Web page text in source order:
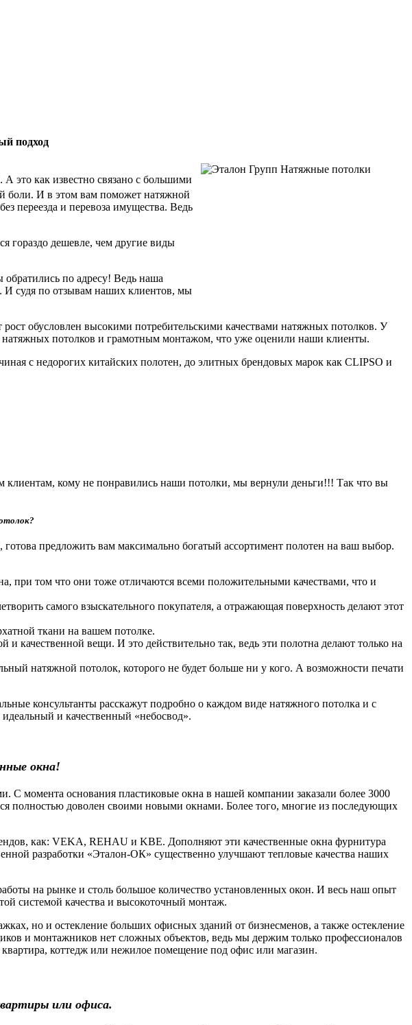
подход
это как известно связано с большими
боли. И в этом вам поможет натяжной
переезда и перевоза имущества. Ведь
гораздо дешевле, чем другие виды
по адресу! Ведь наша
И судя по отзывам наших клиентов, мы
обусловлен высокими потребительскими качествами натяжных потолков. У
натяжных потолков и грамотным монтажом, что уже оценили наши клиенты.
с недорогих китайских полотен, до элитных брендовых марок как CLIPSO и
кому не понравились наши потолки, мы вернули деньги!!! Так что вы
предложить вам максимально богатый ассортимент полотен на ваш выбор.
при том что они тоже отличаются всеми положительными качествами, что и
самого взыскательного покупателя, а отражающая поверхность делают этот
ткани на вашем потолке.
качественной вещи. И это действительно так, ведь эти полотна делают только на
натяжной потолок, которого не будет больше ни у кого. А возможности печати
консультанты расскажут подробно о каждом виде натяжного потолка и с
и качественный «небосвод».
окна!
момента основания пластиковые окна в нашей компании заказали более 3000
полностью доволен своими новыми окнами. Более того, многие из последующих
как: VEKA, REHAU и KBE. Дополняют эти качественные окна фурнитура
разработки «Эталон-ОК» существенно улучшают тепловые качества наших
на рынке и столь большое количество установленных окон. И весь наш опыт
системой качества и высокоточный монтаж.
но и остекление больших офисных зданий от бизнесменов, а также остекление
и монтажников нет сложных объектов, ведь мы держим только профессионалов
коттедж или нежилое помещение под офис или магазин.
или офиса.